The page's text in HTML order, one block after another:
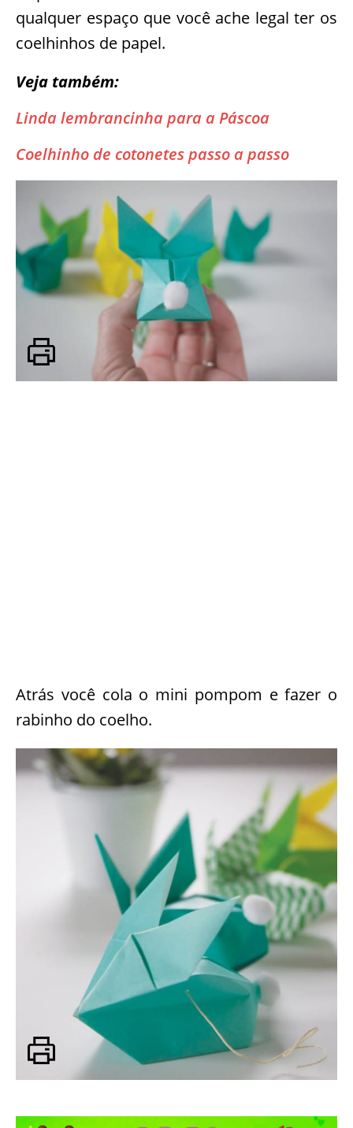
qualquer espaço que você ache legal ter os
coelhinhos de papel.
Veja também:
Linda lembrancinha para a Páscoa
Coelhinho de cotonetes passo a passo
Atrás você cola o mini pompom e fazer o
rabinho do coelho.